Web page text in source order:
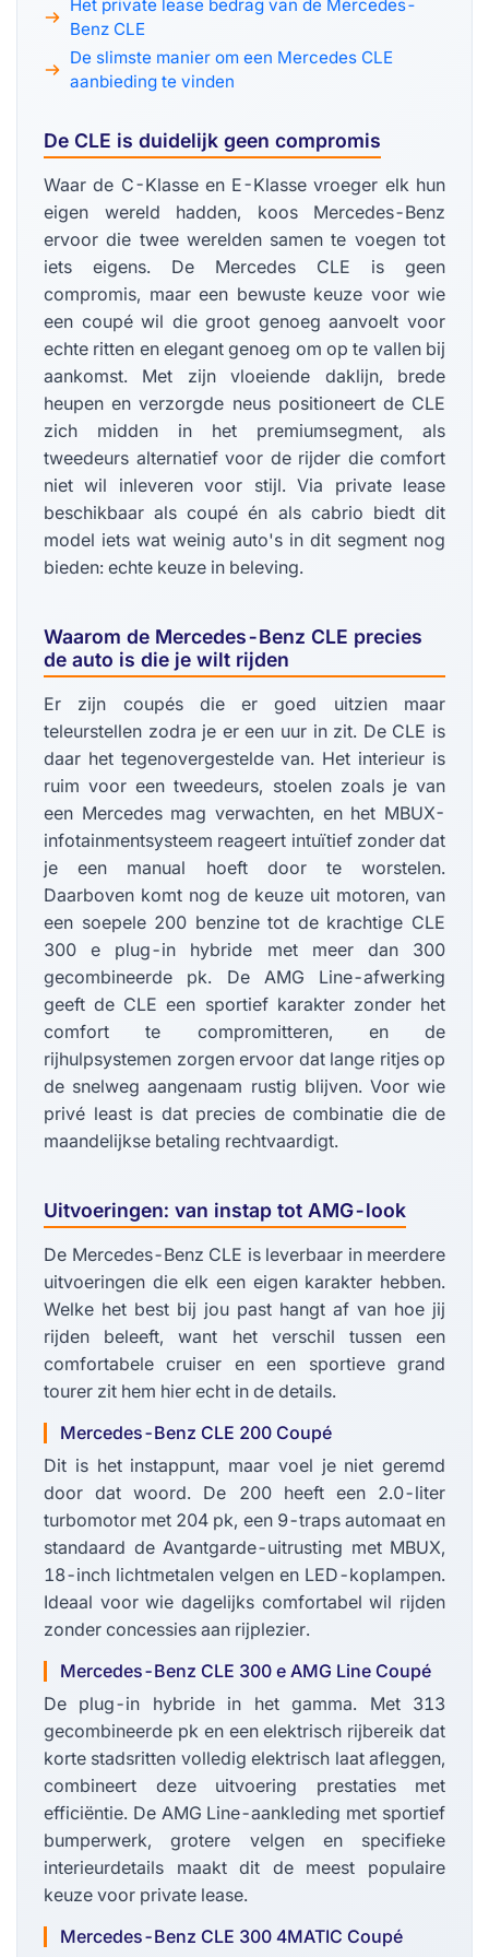
Het private lease bedrag van de Mercedes-
Benz CLE
De slimste manier om een Mercedes CLE
aanbieding te vinden
De CLE is duidelijk geen compromis
Waar de C-Klasse en E-Klasse vroeger elk hun
eigen wereld hadden, koos Mercedes-Benz
ervoor die twee werelden samen te voegen tot
iets eigens. De Mercedes CLE is geen
compromis, maar een bewuste keuze voor wie
een coupé wil die groot genoeg aanvoelt voor
echte ritten en elegant genoeg om op te vallen bij
aankomst. Met zijn vloeiende daklijn, brede
heupen en verzorgde neus positioneert de CLE
zich midden in het premiumsegment, als
tweedeurs alternatief voor de rijder die comfort
niet wil inleveren voor stijl. Via private lease
beschikbaar als coupé én als cabrio biedt dit
model iets wat weinig auto's in dit segment nog
bieden: echte keuze in beleving.
Waarom de Mercedes-Benz CLE precies
de auto is die je wilt rijden
Er zijn coupés die er goed uitzien maar
teleurstellen zodra je er een uur in zit. De CLE is
daar het tegenovergestelde van. Het interieur is
ruim voor een tweedeurs, stoelen zoals je van
een Mercedes mag verwachten, en het MBUX-
infotainmentsysteem reageert intuïtief zonder dat
je een manual hoeft door te worstelen.
Daarboven komt nog de keuze uit motoren, van
een soepele 200 benzine tot de krachtige CLE
300 e plug-in hybride met meer dan 300
gecombineerde pk. De AMG Line-afwerking
geeft de CLE een sportief karakter zonder het
comfort te compromitteren, en de
rijhulpsystemen zorgen ervoor dat lange ritjes op
de snelweg aangenaam rustig blijven. Voor wie
privé least is dat precies de combinatie die de
maandelijkse betaling rechtvaardigt.
Uitvoeringen: van instap tot AMG-look
De Mercedes-Benz CLE is leverbaar in meerdere
uitvoeringen die elk een eigen karakter hebben.
Welke het best bij jou past hangt af van hoe jij
rijden beleeft, want het verschil tussen een
comfortabele cruiser en een sportieve grand
tourer zit hem hier echt in de details.
Mercedes-Benz CLE 200 Coupé
Dit is het instappunt, maar voel je niet geremd
door dat woord. De 200 heeft een 2.0-liter
turbomotor met 204 pk, een 9-traps automaat en
standaard de Avantgarde-uitrusting met MBUX,
18-inch lichtmetalen velgen en LED-koplampen.
Ideaal voor wie dagelijks comfortabel wil rijden
zonder concessies aan rijplezier.
Mercedes-Benz CLE 300 e AMG Line Coupé
De plug-in hybride in het gamma. Met 313
gecombineerde pk en een elektrisch rijbereik dat
korte stadsritten volledig elektrisch laat afleggen,
combineert deze uitvoering prestaties met
efficiëntie. De AMG Line-aankleding met sportief
bumperwerk, grotere velgen en specifieke
interieurdetails maakt dit de meest populaire
keuze voor private lease.
Mercedes-Benz CLE 300 4MATIC Coupé